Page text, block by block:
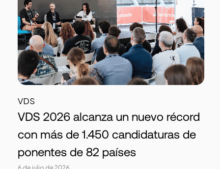
VDS
VDS 2026 alcanza un nuevo récord
con más de 1.450 candidaturas de
ponentes de 82 países